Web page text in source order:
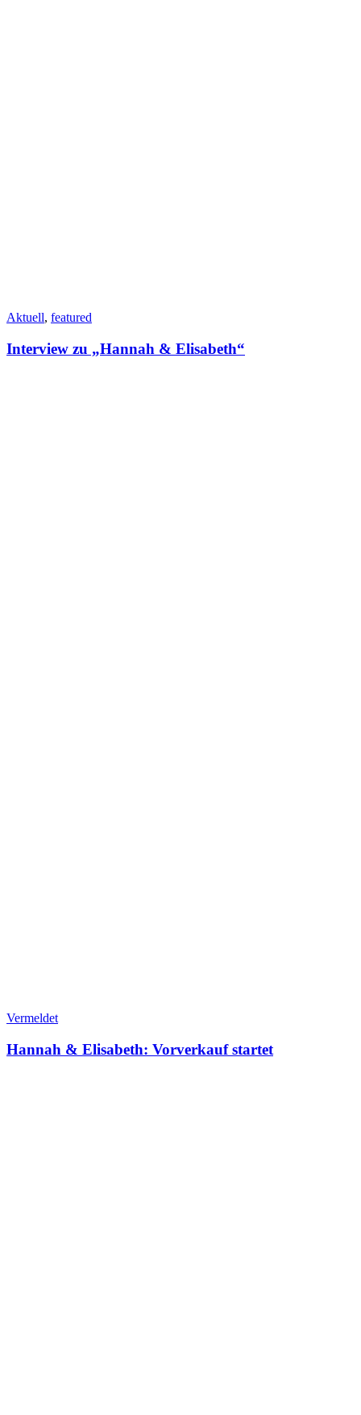
Aktuell, featured
Interview zu „Hannah & Elisabeth“
Vermeldet
Hannah & Elisabeth: Vorverkauf startet